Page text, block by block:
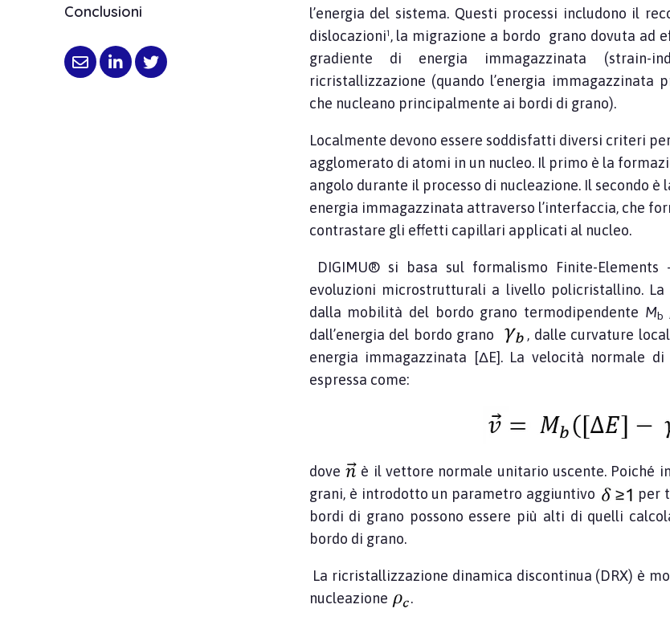
Conclusioni
l’energia del sistema. Questi processi includono il
dislocazioni¹, la migrazione a bordo grano dovuta ad
gradiente di energia immagazzinata (strain-
ricristallizzazione (quando l’energia immagazzinata
che nucleano principalmente ai bordi di grano).
Localmente devono essere soddisfatti diversi criteri
agglomerato di atomi in un nucleo. Il primo è la
angolo durante il processo di nucleazione. Il secondo
energia immagazzinata attraverso l’interfaccia, che
contrastare gli effetti capillari applicati al nucleo.
DIGIMU® si basa sul formalismo Finite-Elements
evoluzioni microstrutturali a livello policristallino.
dalla mobilità del bordo grano termodipendente Mb
dall’energia del bordo grano
, dalle curvature
energia immagazzinata [ΔE]. La velocità normale
espressa come:
dove
è il vettore normale unitario uscente. Poiché
grani, è introdotto un parametro aggiuntivo
per
bordi di grano possono essere più alti di quelli
bordo di grano.
La ricristallizzazione dinamica discontinua (DRX) è
nucleazione
.